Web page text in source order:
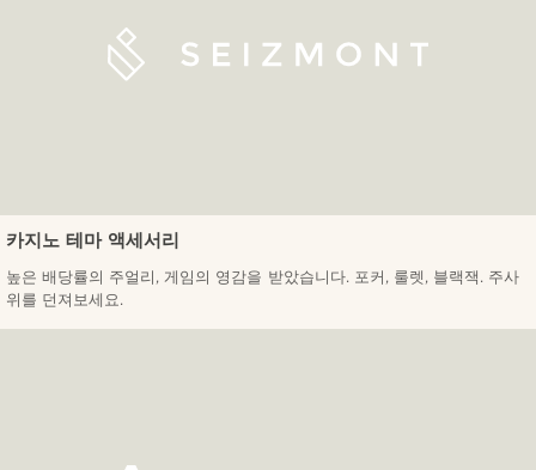
카지노 테마 액세서리
높은 배당률의 주얼리, 게임의 영감을 받았습니다. 포커, 룰렛, 블랙잭. 주사
위를 던져보세요.